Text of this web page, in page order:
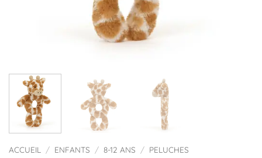
ACCUEIL / ENFANTS / 8-12 ANS / PELUCHES